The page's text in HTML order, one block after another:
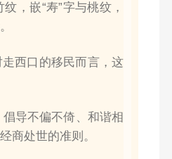
，嵌“寿”字与桃纹，
西口的移民而言，这
导不偏不倚、和谐相
商处世的准则。